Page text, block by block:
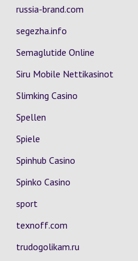
russia-brand.com
segezha.info
Semaglutide Online
Siru Mobile Nettikasinot
Slimking Casino
Spellen
Spiele
Spinhub Casino
Spinko Casino
sport
texnoff.com
trudogolikam.ru